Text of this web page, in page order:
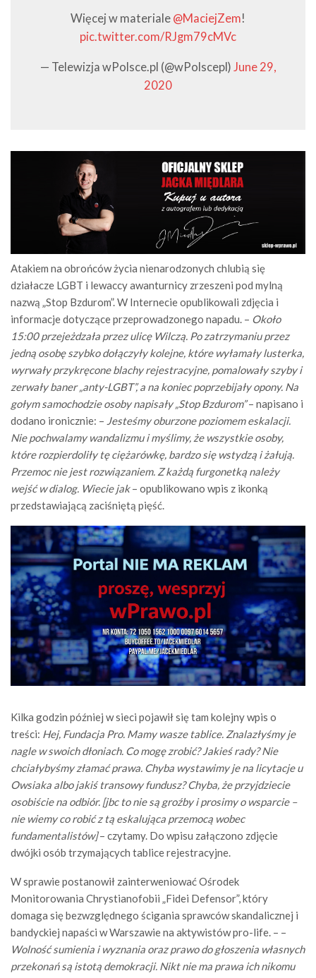
Więcej w materiale @MaciejZem!
pic.twitter.com/RJgm79cMVc
— Telewizja wPolsce.pl (@wPolscepl) June 29,
2020
Atakiem na obrońców życia nienarodzonych chlubią się
działacze LGBT i lewaccy awanturnicy zrzeszeni pod mylną
nazwą „Stop Bzdurom”. W Internecie opublikowali zdjęcia i
informacje dotyczące przeprowadzonego napadu. – Około
15:00 przejeżdzała przez ulicę Wilczą. Po zatrzymaniu przez
jedną osobę szybko dołączyły kolejne, które wyłamały lusterka,
wyrwały przykręcone blachy rejestracyjne, pomalowały szyby i
zerwały baner „anty-LGBT”, a na koniec poprzebijały opony. Na
gołym samochodzie osoby napisały „Stop Bzdurom”– napisano i
dodano ironicznie: – Jesteśmy oburzone poziomem eskalacji.
Nie pochwalamy wandalizmu i myślimy, że wszystkie osoby,
które rozpierdoliły tę ciężarówkę, bardzo się wstydzą i żałują.
Przemoc nie jest rozwiązaniem. Z każdą furgonetką należy
wejść w dialog. Wiecie jak– opublikowano wpis z ikonką
przedstawiającą zaciśniętą pięść.
Kilka godzin później w sieci pojawił się tam kolejny wpis o
treści: Hej, Fundacja Pro. Mamy wasze tablice. Znalazłyśmy je
nagle w swoich dłoniach. Co mogę zrobić? Jakieś rady? Nie
chciałybyśmy złamać prawa. Chyba wystawimy je na licytacje u
Owsiaka albo jakiś transowy fundusz? Chyba, że przyjdziecie
osobiście na odbiór. [jbc to nie są groźby i prosimy o wsparcie –
nie wiemy co robić z tą eskalująca przemocą wobec
fundamentalistów]– czytamy. Do wpisu załączono zdjęcie
dwójki osób trzymających tablice rejestracyjne.
W sprawie postanowił zainterweniować Ośrodek
Monitorowania Chrystianofobii „Fidei Defensor”, który
domaga się bezwzględnego ścigania sprawców skandalicznej i
bandyckiej napaści w Warszawie na aktywistów pro-life. – –
Wolność sumienia i wyznania oraz prawo do głoszenia własnych
przekonań są istotą demokracji. Nikt nie ma prawa ich nikomu